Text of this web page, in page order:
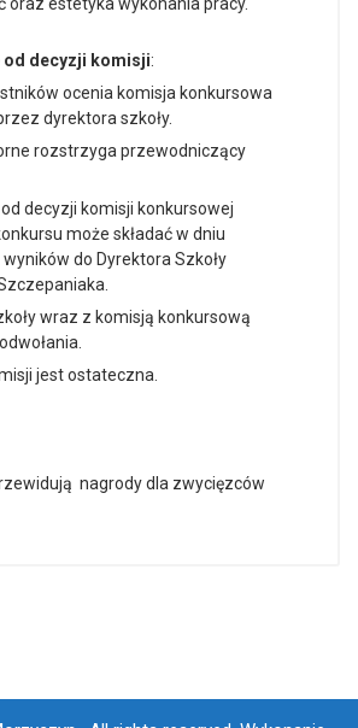
od decyzji komisji:
ocenia komisja konkursowa
dyrektora szkoły.
rozstrzyga przewodniczący
od decyzji komisji konkursowej
może składać w dniu
wyników do Dyrektora Szkoły
wraz z komisją konkursową
jest ostateczna.
nagrody dla zwycięzców